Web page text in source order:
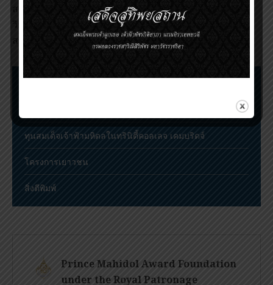
สาธารณสุขศาสตรมหาบัณฑิต และดุษฎีบัณฑิตทางระบาด
วิทยา จากมหาวิทยาลัยแคลิฟอร์เนีย เมืองเบิร์กลีย์ ประเทศ
ทุนสมเด็จเจ้าฟ้ามหิดลในทรินิตี้คอลเลจ เคมบริดจ์
โครงการเยาวชน
สิ่งตีพิมพ์
Prince Mahidol Award Foundation
under the Royal Patronage